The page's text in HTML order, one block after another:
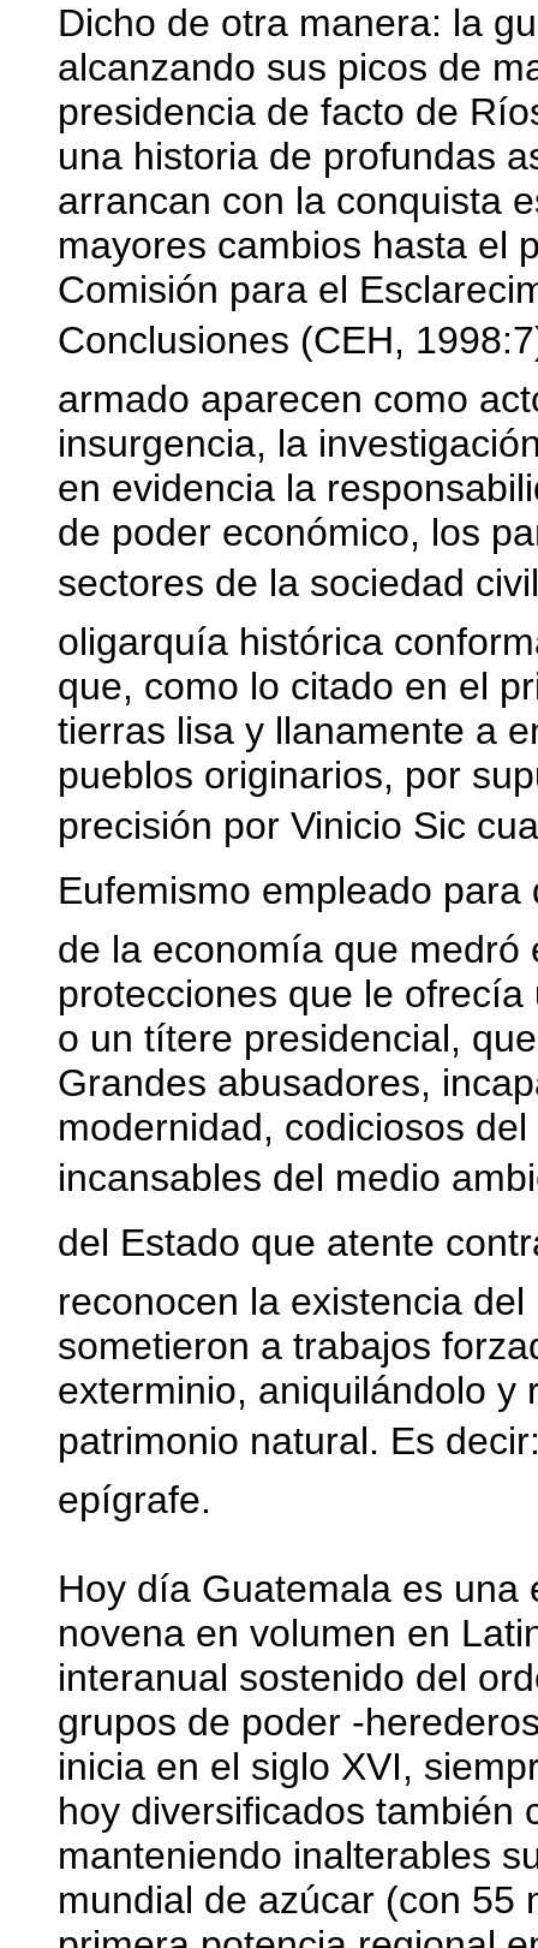
Dicho de otra manera: la
alcanzando sus picos de
presidencia de facto de
una historia de profundas
arrancan con la conquista
mayores cambios hasta el
Comisión para el
Conclusiones (CEH,
armado aparecen como
insurgencia, la
en evidencia la
de poder económico, los
sectores de la sociedad
oligarquía histórica
que, como lo citado en el
tierras lisa y llanamente a
pueblos originarios, por
precisión por Vinicio Sic
Eufemismo empleado
de la economía que medró
protecciones que le
o un títere presidencial,
Grandes abusadores,
modernidad, codiciosos
incansables del medio
del Estado que atente
reconocen la existencia
sometieron a trabajos
exterminio, aniquilándolo y
patrimonio natural. Es
epígrafe.
Hoy día Guatemala es
novena en volumen en
interanual sostenido del
grupos de poder -
inicia en el siglo XVI,
hoy diversificados también
manteniendo inalterables
mundial de azúcar (con 55